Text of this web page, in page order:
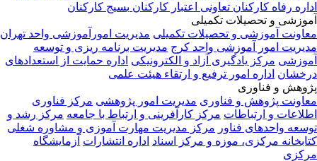
اداره رفاه کارکنان تعاونی اعتبار کارکنان بسیج کارکنان
آموزشی و تحصیلات تکمیلی
معاونت آموزشی و تحصیلات تکمیلی مدیریت امورآموزشی واحد تهران
مدیریت امور آموزشی واحد کرج مدیریت برنامه ریزی و توسعه
آموزشی مرکز یادگیری آزاد و الکترونیکی اداره حمایت از استعدادهای
درخشان اداره امور ترفیع و ارتقاء هیئت علمی
پژوهش و فناوری
معاونت پژوهش و فناوری مدیریت امور پژوهشی مرکز فناوری
اطلاعات و ارتباطات مرکز کارآفرینی و ارتباط با جامعه مرکز رشد و
توسعه واحدهای فناور مرکز مدیریت مهارت آموزی و مشاوره شغلی
کتابخانه مرکزی، موزه و مرکز اسناد اداره انتشارات آزمایشگاه
مرکزی